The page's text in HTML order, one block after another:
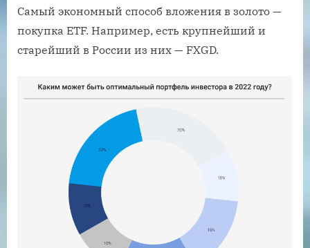
Самый экономный способ вложения в золото —
покупка ETF. Например, есть крупнейший и
старейший в России из них — FXGD.